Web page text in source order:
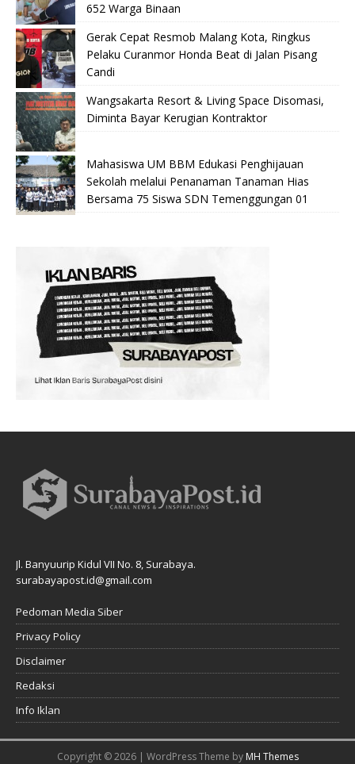
652 Warga Binaan
Gerak Cepat Resmob Malang Kota, Ringkus
Pelaku Curanmor Honda Beat di Jalan Pisang
Candi
Wangsakarta Resort & Living Space Disomasi,
Diminta Bayar Kerugian Kontraktor
Mahasiswa UM BBM Edukasi Penghijauan
Sekolah melalui Penanaman Tanaman Hias
Bersama 75 Siswa SDN Temenggungan 01
Jl. Banyuurip Kidul VII No. 8, Surabaya.
surabayapost.id@gmail.com
Pedoman Media Siber
Privacy Policy
Disclaimer
Redaksi
Info Iklan
Copyright © 2026 | WordPress Theme by MH Themes